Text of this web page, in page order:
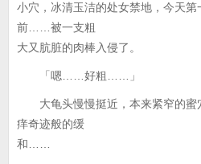
小穴，冰清玉洁的处女禁地，今天
前……被一支粗
大又肮脏的肉棒入侵了。
「嗯……好粗……」
大龟头慢慢挺近，本来紧窄的蜜
痒奇迹般的缓
和……